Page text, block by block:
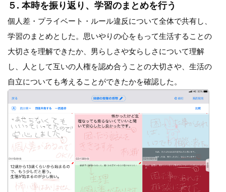
５. 本時を振り返り、学習のまとめを行う
個人差・プライベート・ルール違反について全体で共有し、
学習のまとめとした。思いやりの心をもって生活することの
大切さを理解できたか、男らしさや女らしさについて理解
し、人として互いの人権を認め合うことの大切さや、生活の
自立についても考えることができたかを確認した。